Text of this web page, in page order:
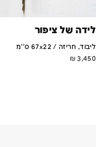
לידה של ציפור
ליבוד, חריזה / 67x22 ס''מ
3,450
₪